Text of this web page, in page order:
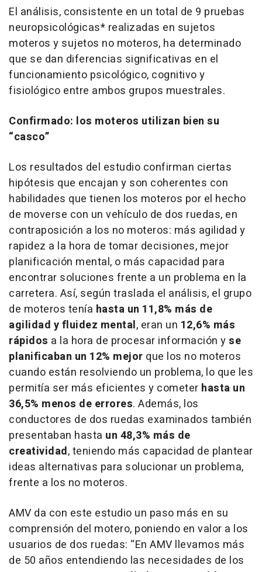
El análisis, consistente en un total de 9 pruebas
neuropsicológicas* realizadas en sujetos
moteros y sujetos no moteros, ha determinado
que se dan diferencias significativas en el
funcionamiento psicológico, cognitivo y
fisiológico entre ambos grupos muestrales.
Confirmado: los moteros utilizan bien su
“casco”
Los resultados del estudio confirman ciertas
hipótesis que encajan y son coherentes con
habilidades que tienen los moteros por el hecho
de moverse con un vehículo de dos ruedas, en
contraposición a los no moteros: más agilidad y
rapidez a la hora de tomar decisiones, mejor
planificación mental, o más capacidad para
encontrar soluciones frente a un problema en la
carretera. Así, según traslada el análisis, el grupo
de moteros tenía hasta un 11,8% más de
agilidad y fluidez mental, eran un 12,6% más
rápidos a la hora de procesar información yse
planificaban un 12% mejor que los no moteros
cuando están resolviendo un problema, lo que les
permitía ser más eficientes y cometer hasta un
36,5% menos de errores. Además, los
conductores de dos ruedas examinados también
presentaban hasta un 48,3% más de
creatividad, teniendo más capacidad de plantear
ideas alternativas para solucionar un problema,
frente a los no moteros.
AMV da con este estudio un paso más en su
comprensión del motero, poniendo en valor a los
usuarios de dos ruedas: “En AMV llevamos más
de 50 años entendiendo las necesidades de los